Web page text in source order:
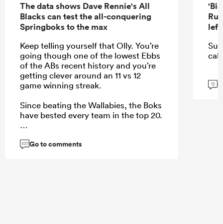
The data shows Dave Rennie's All
Blacks can test the all-conquering
Springboks to the max
Keep telling yourself that Olly. You’re
going though one of the lowest Ebbs
of the ABs recent history and you’re
getting clever around an 11 vs 12
game winning streak.
Since beating the Wallabies, the Boks
have bested every team in the top 20.
537Go to comments
left
12